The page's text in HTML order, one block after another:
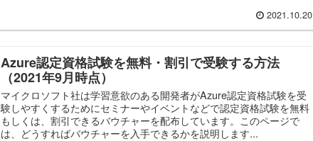
2021.10.20
Azure認定資格試験を無料・割引で受験する方法
（2021年9月時点）
マイクロソフト社は学習意欲のある開発者がAzure認定資格試験を受
験しやすくするためにセミナーやイベントなどで認定資格試験を無料
もしくは、割引できるバウチャーを配布しています。このページで
は、どうすればバウチャーを入手できるかを説明します...